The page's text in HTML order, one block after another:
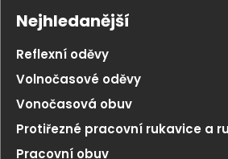
Nejhledanější
Reflexní oděvy
Volnočasové oděvy
Vonočasová obuv
Protiřezné pracovní rukavice a
Pracovní obuv